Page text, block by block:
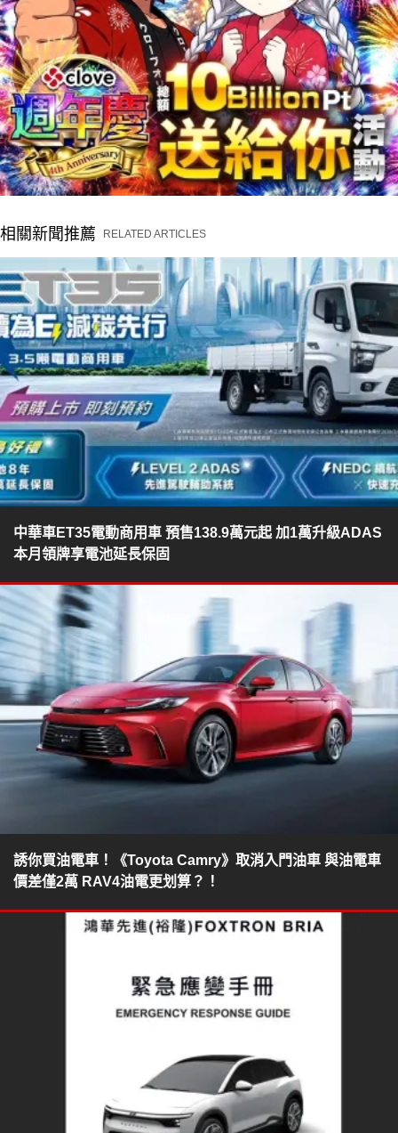
相關新聞推薦 RELATED ARTICLES
中華車ET35電動商用車 預售138.9萬元起 加1萬升級ADAS
本月領牌享電池延長保固
誘你買油電車！《Toyota Camry》取消入門油車 與油電車
價差僅2萬 RAV4油電更划算？！